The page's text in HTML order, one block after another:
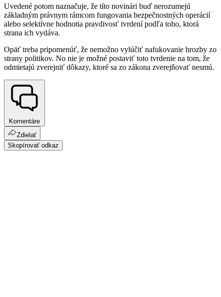
Uvedené potom naznačuje, že títo novinári buď nerozumejú
základným právnym rámcom fungovania bezpečnostných operácií
alebo selektívne hodnotia pravdivosť tvrdení podľa toho, ktorá
strana ich vydáva.
Opäť treba pripomenúť, že nemožno vylúčiť nafukovanie hrozby zo
strany politikov. No nie je možné postaviť toto tvrdenie na tom, že
odmietajú zverejniť dôkazy, ktoré sa zo zákona zverejňovať nesmú.
Komentáre
Zdielať
Skopírovať odkaz